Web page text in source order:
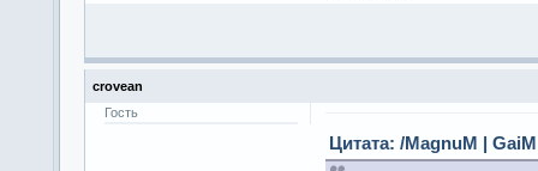
crovean
Гость
Цитата: /MagnuM |